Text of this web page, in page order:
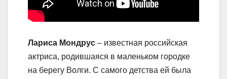
Лариса Мондрус – известная российская
актриса, родившаяся в маленьком городке
на берегу Волги. С самого детства ей была